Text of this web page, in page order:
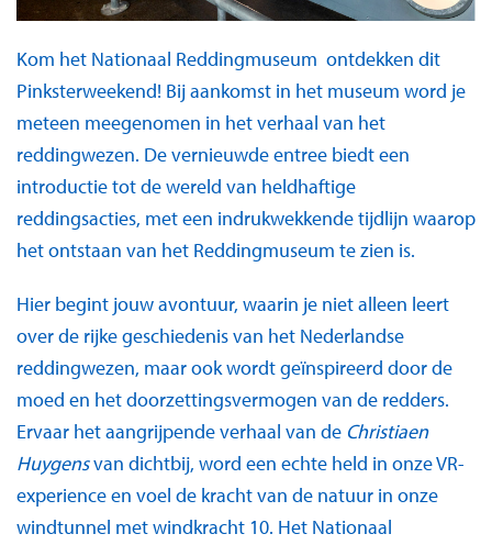
Kom het Nationaal Reddingmuseum ontdekken dit
Pinksterweekend! Bij aankomst in het museum word je
meteen meegenomen in het verhaal van het
reddingwezen. De vernieuwde entree biedt een
introductie tot de wereld van heldhaftige
reddingsacties, met een indrukwekkende tijdlijn waarop
het ontstaan van het Reddingmuseum te zien is.
Hier begint jouw avontuur, waarin je niet alleen leert
over de rijke geschiedenis van het Nederlandse
reddingwezen, maar ook wordt geïnspireerd door de
moed en het doorzettingsvermogen van de redders.
Ervaar het aangrijpende verhaal van de Christiaen
Huygensvan dichtbij, word een echte held in onze VR-
experience en voel de kracht van de natuur in onze
windtunnel met windkracht 10. Het Nationaal